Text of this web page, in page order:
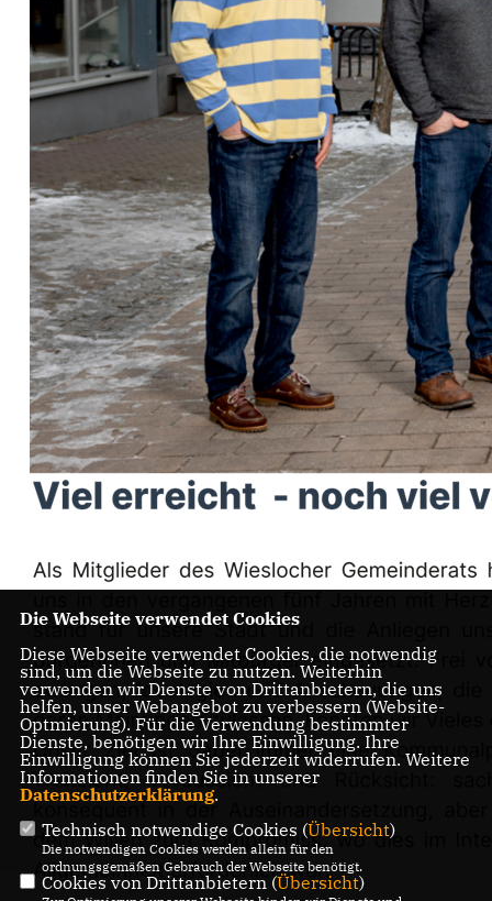
Die Webseite verwendet Cookies
Diese Webseite verwendet Cookies, die notwendig
sind, um die Webseite zu nutzen. Weiterhin
verwenden wir Dienste von Drittanbietern, die uns
helfen, unser Webangebot zu verbessern (Website-
Optmierung). Für die Verwendung bestimmter
Dienste, benötigen wir Ihre Einwilligung. Ihre
Einwilligung können Sie jederzeit widerrufen. Weitere
Informationen finden Sie in unserer
Datenschutzerklärung.
Technisch notwendige Cookies (Übersicht)
Die notwendigen Cookies werden allein für den
ordnungsgemäßen Gebrauch der Webseite benötigt.
Cookies von Drittanbietern (Übersicht)